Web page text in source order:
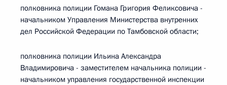
полковника полиции Гомана Григория Феликсовича -
начальником Управления Министерства внутренних
дел Российской Федерации по Тамбовской области;
полковника полиции Ильина Александра
Владимировича - заместителем начальника полиции -
начальником управления государственной инспекции